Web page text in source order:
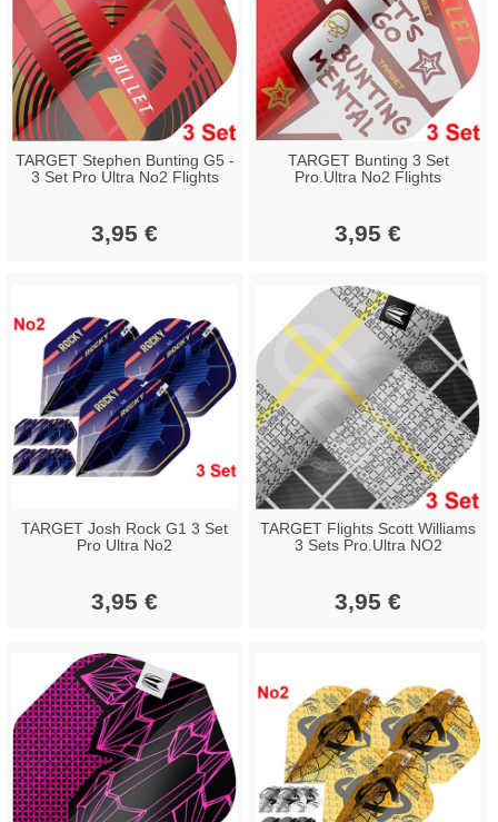
TARGET Stephen Bunting G5 -
3 Set Pro Ultra No2 Flights
3,95 €
TARGET Bunting 3 Set
Pro.Ultra No2 Flights
3,95 €
TARGET Josh Rock G1 3 Set
Pro Ultra No2
3,95 €
TARGET Flights Scott Williams
3 Sets Pro.Ultra NO2
3,95 €